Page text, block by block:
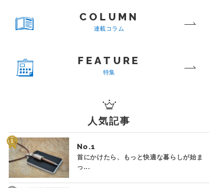
COLUMN
連載コラム
FEATURE
特集
人気記事
No.
首にかけたら、もっと快適な暮らしが始ま
っ...